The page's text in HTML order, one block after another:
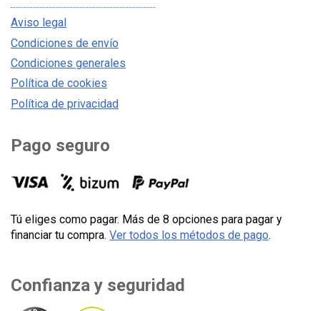
Aviso legal
Condiciones de envío
Condiciones generales
Política de cookies
Política de privacidad
Pago seguro
Tú eliges como pagar. Más de 8 opciones para pagar y
financiar tu compra. Ver todos los métodos de pago.
Confianza y seguridad